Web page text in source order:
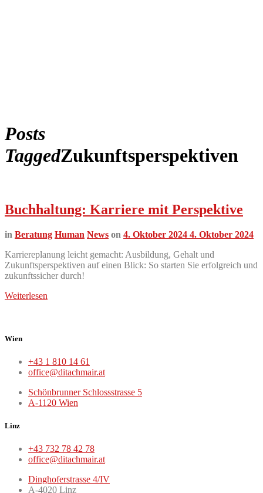
Posts
TaggedZukunftsperspektiven
Buchhaltung: Karriere mit Perspektive
in Beratung Human News on 4. Oktober 2024 4. Oktober 2024
Karriereplanung leicht gemacht: Ausbildung, Gehalt und
Zukunftsperspektiven auf einen Blick: So starten Sie erfolgreich und
zukunftssicher durch!
Weiterlesen
Wien
+43 1 810 14 61
office@ditachmair.at
Schönbrunner Schlossstrasse 5
A-1120 Wien
Linz
+43 732 78 42 78
office@ditachmair.at
Dinghoferstrasse 4/IV
A-4020 Linz